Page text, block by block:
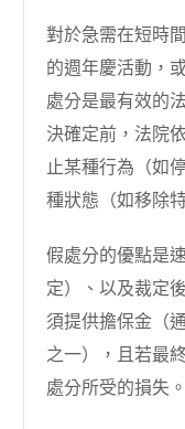
對於急需在短時
的週年慶活動，
處分是最有效的
決確定前，法院
止某種行為（如
種狀態（如移除
假處分的優點是
定）、以及裁定
須提供擔保金（
之一），且若最
處分所受的損失。